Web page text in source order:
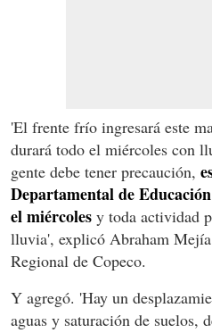
'El frente frío ingresará este
durará todo el miércoles con
gente debe tener precaución,
Departamental de
el miércoles y toda actividad
lluvia', explicó Abraham
Regional de Copeco.
Y agregó. 'Hay un
aguas y saturación de suelos,